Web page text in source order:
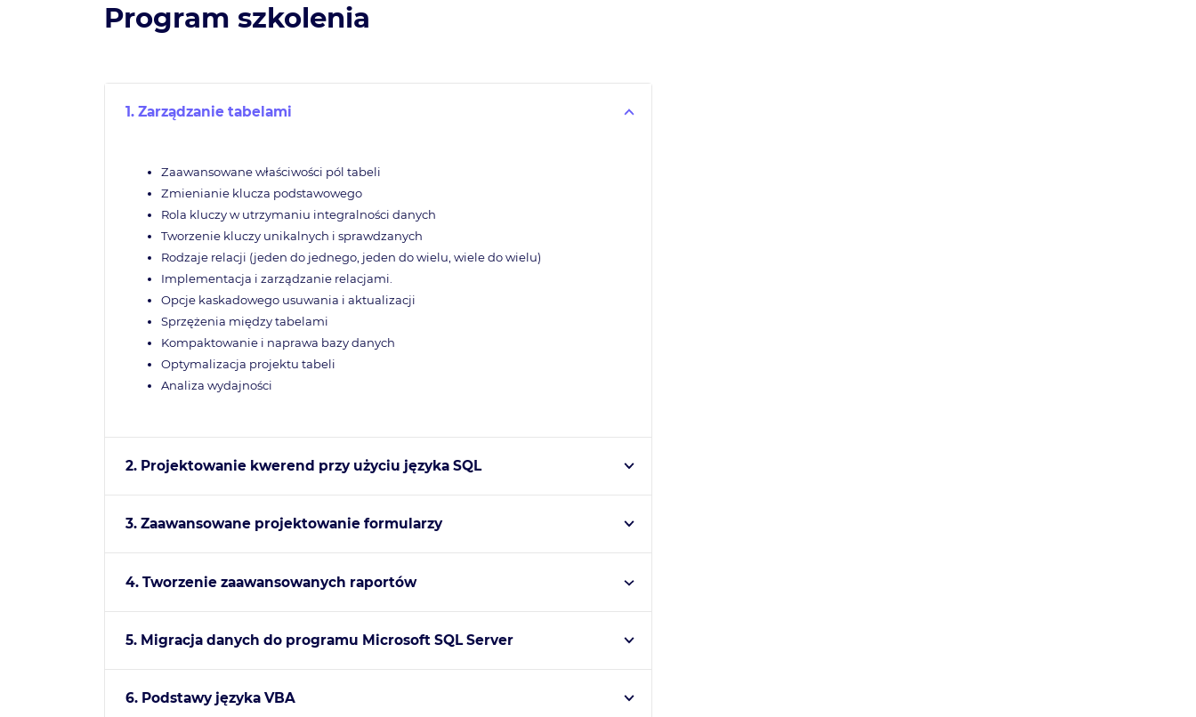
Program szkolenia
1. Zarządzanie tabelami
Zaawansowane właściwości pól tabeli
Zmienianie klucza podstawowego
Rola kluczy w utrzymaniu integralności danych
Tworzenie kluczy unikalnych i sprawdzanych
Rodzaje relacji (jeden do jednego, jeden do wielu, wiele do wielu)
Implementacja i zarządzanie relacjami.
Opcje kaskadowego usuwania i aktualizacji
Sprzężenia między tabelami
Kompaktowanie i naprawa bazy danych
Optymalizacja projektu tabeli
Analiza wydajności
2. Projektowanie kwerend przy użyciu języka SQL
3. Zaawansowane projektowanie formularzy
4. Tworzenie zaawansowanych raportów
5. Migracja danych do programu Microsoft SQL Server
6. Podstawy języka VBA